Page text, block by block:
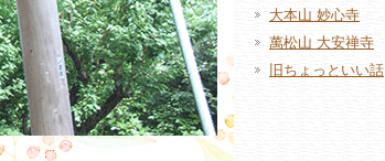
大本山 妙心寺
萬松山 大安禅寺
旧ちょっといい話